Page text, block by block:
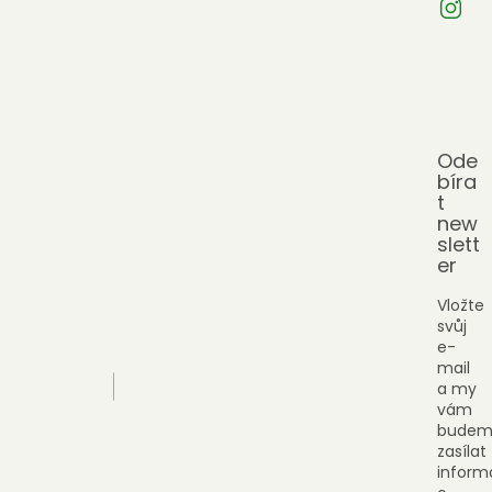
Ode
bíra
t
new
slett
er
Vložte
svůj
e-
mail
a my
vám
zasílat